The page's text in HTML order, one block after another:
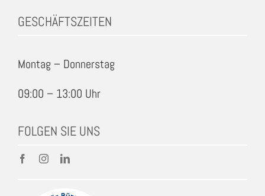
GESCHÄFTSZEITEN
Montag – Donnerstag
09:00 – 13:00 Uhr
FOLGEN SIE UNS